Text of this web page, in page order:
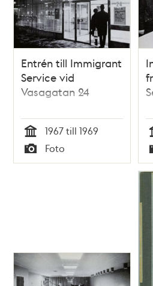
Entrén till Immigrant
Service vid
Vasagatan 24
Tid
1967 till 1969
Typ
Foto